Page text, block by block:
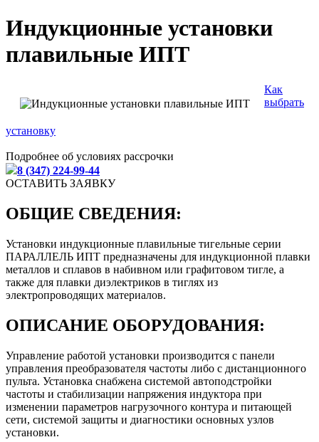
Индукционные установки
плавильные ИПТ
Как
выбрать
установку
Подробнее об условиях рассрочки
8 (347) 224-99-44
ОСТАВИТЬ ЗАЯВКУ
ОБЩИЕ СВЕДЕНИЯ:
Установки индукционные плавильные тигельные серии
ПАРАЛЛЕЛЬ ИПТ предназначены для индукционной плавки
металлов и сплавов в набивном или графитовом тигле, а
также для плавки диэлектриков в тиглях из
электропроводящих материалов.
ОПИСАНИЕ ОБОРУДОВАНИЯ:
Управление работой установки производится с панели
управления преобразователя частоты либо с дистанционного
пульта. Установка снабжена системой автоподстройки
частоты и стабилизации напряжения индуктора при
изменении параметров нагрузочного контура и питающей
сети, системой защиты и диагностики основных узлов
установки.